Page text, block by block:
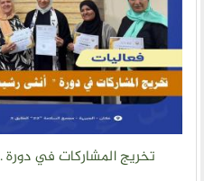
تخريج المشاركات في